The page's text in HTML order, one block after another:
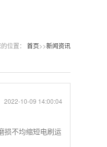
位置： 首页>>新闻资讯
2022-10-09 14:00:04
损不均缩短电刷运